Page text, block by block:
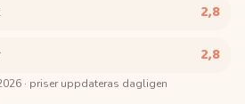
2,8
2,8
· priser uppdateras dagligen